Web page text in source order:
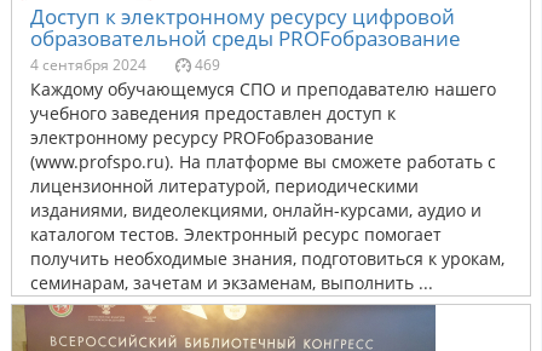
Доступ к электронному ресурсу цифровой
образовательной среды PROFобразование
4 сентября 2024 469
Каждому обучающемуся СПО и преподавателю нашего
учебного заведения предоставлен доступ к
электронному ресурсу PROFобразование
(www.profspo.ru). На платформе вы сможете работать с
лицензионной литературой, периодическими
изданиями, видеолекциями, онлайн-курсами, аудио и
каталогом тестов. Электронный ресурс помогает
получить необходимые знания, подготовиться к урокам,
семинарам, зачетам и экзаменам, выполнить ...